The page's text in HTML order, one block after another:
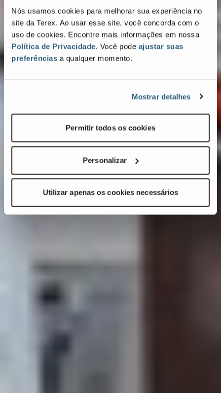
Nós usamos cookies para melhorar sua experiência no
site da Terex. Ao usar esse site, você concorda com o
uso de cookies. Encontre mais informações em nossa
Política de Privacidade. Você pode ajustar suas
preferências a qualquer momento.
Mostrar detalhes
Permitir todos os cookies
Personalizar
Utilizar apenas os cookies necessários